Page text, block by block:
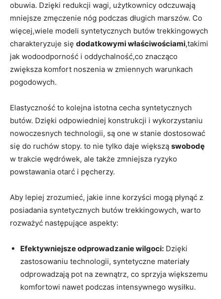
obuwia. Dzięki redukcji wagi, użytkownicy odczuwają
mniejsze zmęczenie nóg podczas długich marszów. Co
więcej,wiele modeli syntetycznych butów trekkingowych
charakteryzuje się dodatkowymi właściwościami,takimi
jak wodoodporność i oddychalność,co znacząco
zwiększa komfort noszenia w zmiennych warunkach
pogodowych.
Elastyczność to kolejna istotna cecha syntetycznych
butów. Dzięki odpowiedniej konstrukcji i wykorzystaniu
nowoczesnych technologii, są one w stanie dostosować
się do ruchów stopy. to nie tylko daje większą swobodę
w trakcie wędrówek, ale także zmniejsza ryzyko
powstawania otarć i pęcherzy.
Aby lepiej zrozumieć, jakie inne korzyści mogą płynąć z
posiadania syntetycznych butów trekkingowych, warto
rozważyć następujące aspekty:
Efektywniejsze odprowadzanie wilgoci: Dzięki
zastosowaniu technologii, syntetyczne materiały
odprowadzają pot na zewnątrz, co sprzyja większemu
komfortowi nawet podczas intensywnego wysiłku.